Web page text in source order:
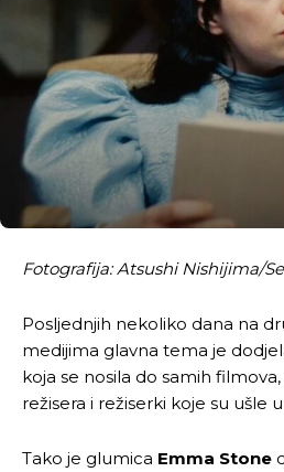
Fotografija: Atsushi Nishijima/
Posljednjih nekoliko dana na
medijima glavna tema je
koja se nosila do samih
režisera i režiserki koje su ušle
Tako je glumica Emma Stone